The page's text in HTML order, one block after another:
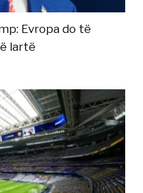
Evropa do të
lartë